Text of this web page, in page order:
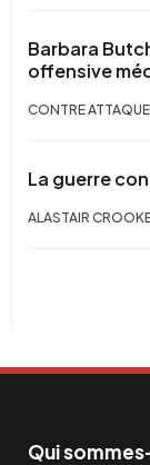
Barbara
offensive
CONTRE ATTAQUE
La guerre
ALASTAIR
Qui